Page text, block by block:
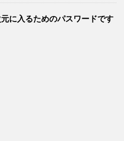
に入るためのパスワードです